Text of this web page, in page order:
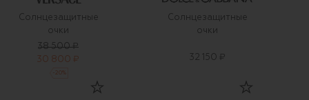
Солнцезащитные
очки
38 500 ₽
30 800 ₽
20 %
Солнцезащитные
очки
32 150 ₽